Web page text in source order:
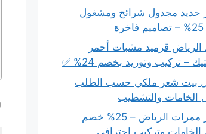
حديد مجدول شرائح ومشغول
الرياض قرميد مشبات أحمر
– تركيب وتوريد بخصم 24% ✅
بيت شعر ملكي حسب الطلب
الخامات والتشطيب
سواتر ممرات الرياض – 25% خصم
الخامات وتركيب احترافي